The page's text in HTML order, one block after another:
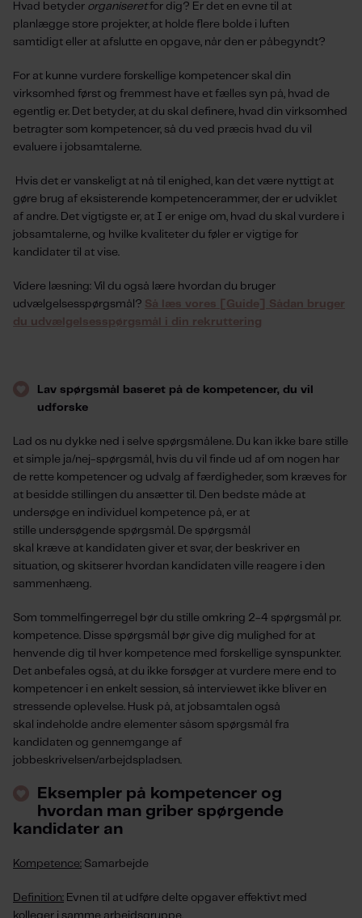
Hvad betyder organiseret for dig? Er det en evne til at
planlægge store projekter, at holde flere bolde i luften
samtidigt eller at afslutte en opgave, når den er påbegyndt?
For at kunne vurdere forskellige kompetencer skal din
virksomhed først og fremmest have et fælles syn på, hvad de
egentlig er. Det betyder, at du skal definere, hvad d in virksomhed
betragter som kompetencer, så du ved præcis hvad du vil
evaluere i jobsamtalerne.
Hvis det er vanskeligt at nå til enighed, kan det være nyttigt at
gøre brug af eksisterende kompetencerammer, der er udviklet
af andre. Det vigtigste er, at I er enige om, hvad du skal vurdere i
jobsamtalerne, og hvilke kvaliteter du føler er vigtige for
kandidater til at vise.
Videre læsning: Vil du også lære hvordan du bruger
udvælgelsesspørgsmål? Så læs vores [Guide] Sådan bruger
du udvælgelsesspørgsmål i din rekruttering
Lav spørgsmål baseret på de kompetencer, du vil
udforske
Lad os nu dykke ned i selve spørgsmålene. Du kan ikke bare stille
et simp le ja/nej-spørgsmål, hvis du vil finde ud af om nogen har
de rette kompetencer og udvalg af færdigheder, som kræves for
at besidde stillingen du ansætter til . Den bedste måde at
undersøge en individuel kompetence på, er at
stille undersøgende spørgsmål . De spørgsmål
skal
kræve at kandidaten giver et svar, der beskriver en
situation, og skitserer hvordan kandidaten ville reagere i den
sammenhæng.
Som tommelfingerregel bør du stille omkring 2-4 spørgsmål pr.
kompetence. Disse spørgsmål bør give dig mulighed for at
henvende dig til hver kompetence med forskellige synspunkter.
Det anbefales også, at du ikke forsøger at vurdere mere end to
kompetencer i en enkelt session, så interviewet ikke bliver en
stressende oplevelse. Husk på, at jobsamtalen også
skal indeholde andre elementer såsom spørgsmål fra
kandidaten og gennemgange af
jobbeskrivelsen/arbejdspladsen.
Eksempler på kompetencer og
hvordan man griber spørgende
kandidater an
Kompetence: Samarbejde
Definition: Evnen til at udføre delte opgaver effektivt med
kolleger i samme arbejdsgruppe.